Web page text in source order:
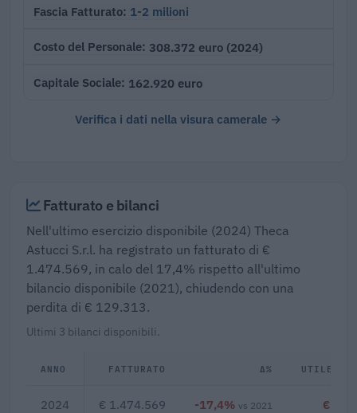
Fascia Fatturato 1-2 milioni
Costo del Personale 308.372 euro (2024)
Capitale Sociale 162.920 euro
Verifica i dati nella visura camerale →
Fatturato e bilanci
Nell'ultimo esercizio disponibile (2024) Theca
Astucci S.r.l. ha registrato un fatturato di €
1.474.569, in calo del 17,4% rispetto all'ultimo
bilancio disponibile (2021), chiudendo con una
perdita di € 129.313.
Ultimi 3 bilanci disponibili.
ANNO FATTURATO Δ% UTILE/
2024 € 1.474.569 -17,4% vs 2021 € -